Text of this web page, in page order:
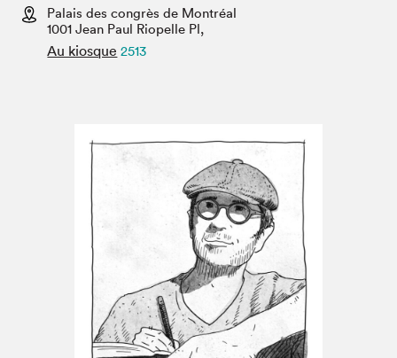
Espace médias
Palais des congrès de Montréal
1001 Jean Paul Riopelle Pl,
Au kiosque 2513